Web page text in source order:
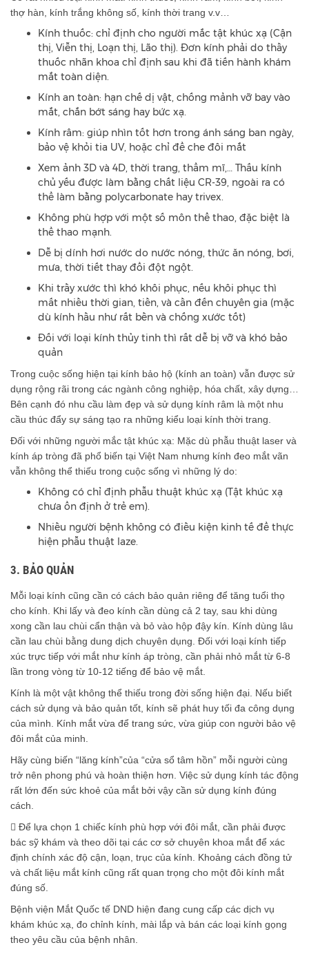
thợ hàn, kính trắng không số, kính thời trang v.v…
Kính thuốc: chỉ định cho người mắc tật khúc xạ (Cận
thị, Viễn thị, Loạn thị, Lão thị). Đơn kính phải do thầy
thuốc nhãn khoa chỉ định sau khi đã tiến hành khám
mắt toàn diện.
Kính an toàn: hạn chế dị vật, chống mảnh vỡ bay vào
mắt, chắn bớt sáng hay bức xạ.
Kính râm: giúp nhìn tốt hơn trong ánh sáng ban ngày,
bảo vệ khỏi tia UV, hoặc chỉ để che đôi mắt
Xem ảnh 3D và 4D, thời trang, thẩm mĩ,… Thấu kính
chủ yếu được làm bằng chất liệu CR-39, ngoài ra có
thể làm bằng polycarbonate hay trivex.
Không phù hợp với một số môn thể thao, đặc biệt là
thể thao mạnh.
Dễ bị dính hơi nước do nước nóng, thức ăn nóng, bơi,
mưa, thời tiết thay đổi đột ngột.
Khi trầy xước thì khó khôi phục, nếu khôi phục thì
mất nhiều thời gian, tiền, và cần đến chuyên gia (mặc
dù kính hầu như rất bền và chống xước tốt)
Đối với loại kính thủy tinh thì rất dễ bị vỡ và khó bảo
quản
Trong cuộc sống hiện tại kính bảo hộ (kính an toàn) vẫn được sử
dụng rộng rãi trong các ngành công nghiệp, hóa chất, xây dựng…
Bên cạnh đó nhu cầu làm đẹp và sử dụng kính râm là một nhu
cầu thúc đẩy sự sáng tạo ra những kiểu loại kính thời trang.
Đối với những người mắc tật khúc xạ: Mặc dù phẫu thuật laser và
kính áp tròng đã phổ biến tại Việt Nam nhưng kính đeo mắt vãn
vẫn không thể thiếu trong cuộc sống vì những lý do:
Không có chỉ định phẫu thuật khúc xạ (Tật khúc xạ
chưa ổn định ở trẻ em).
Nhiều người bệnh không có điều kiện kinh tế để thực
hiện phẫu thuật laze.
3. BẢO QUẢN
Mỗi loại kính cũng cần có cách bảo quản riêng để tăng tuổi thọ
cho kính. Khi lấy và đeo kính cần dùng cả 2 tay, sau khi dùng
xong cần lau chùi cẩn thận và bỏ vào hộp đậy kín. Kính dùng lâu
cần lau chùi bằng dung dịch chuyên dụng. Đối với loại kính tiếp
xúc trực tiếp với mắt như kính áp tròng, cần phải nhỏ mắt từ 6-8
lần trong vòng từ 10-12 tiếng để bảo vệ mắt.
Kính là một vật không thể thiếu trong đời sống hiện đại. Nếu biết
cách sử dụng và bảo quản tốt, kính sẽ phát huy tối đa công dụng
của mình. Kính mắt vừa để trang sức, vừa giúp con người bảo vệ
đôi mắt của minh.
Hãy cùng biến “lăng kính”của “cửa sổ tâm hồn” mỗi người cùng
trở nên phong phú và hoàn thiện hơn. Việc sử dụng kính tác động
rất lớn đến sức khoẻ của mắt bởi vậy cần sử dụng kính đúng
cách.
 Để lựa chọn 1 chiếc kính phù hợp với đôi mắt, cần phải được
bác sỹ khám và theo dõi tại các cơ sở chuyên khoa mắt để xác
định chính xác độ cận, loạn, trục của kính. Khoảng cách đồng tử
và chất liệu mắt kính cũng rất quan trọng cho một đôi kính mắt
đúng số.
Bệnh viện Mắt Quốc tế DND hiện đang cung cấp các dịch vụ
khám khúc xạ, đo chỉnh kính, mài lắp và bán các loại kính gọng
theo yêu cầu của bệnh nhân.